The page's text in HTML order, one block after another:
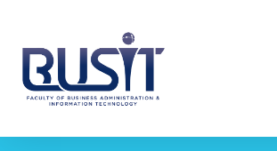
main
content